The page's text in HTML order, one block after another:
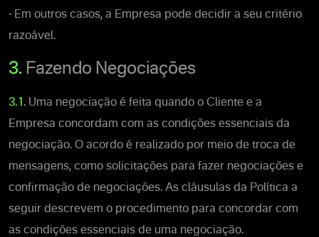
• Em outros casos, a Empresa pode decidir a seu critério
razoável.
3. Fazendo Negociações
3.1. Uma negociação é feita quando o Cliente e a
Empresa concordam com as condições essenciais da
negociação. O acordo é realizado por meio de troca de
mensagens, como solicitações para fazer negociações e
confirmação de negociações. As cláusulas da Política a
seguir descrevem o procedimento para concordar com
as condições essenciais de uma negociação.